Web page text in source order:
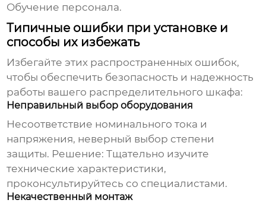
Обучение персонала.
Типичные ошибки при установке и
способы их избежать
Избегайте этих распространенных ошибок,
чтобы обеспечить безопасность и надежность
работы вашего распределительного шкафа:
Неправильный выбор оборудования
Несоответствие номинального тока и
напряжения, неверный выбор степени
защиты. Решение: Тщательно изучите
технические характеристики,
проконсультируйтесь со специалистами.
Некачественный монтаж